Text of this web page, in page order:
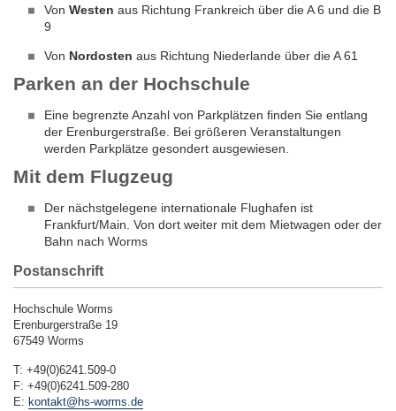
Von Westen aus Richtung Frankreich über die A 6 und die B
9
Von Nordosten aus Richtung Niederlande über die A 61
Parken an der Hochschule
Eine begrenzte Anzahl von Parkplätzen finden Sie entlang
der Erenburgerstraße. Bei größeren Veranstaltungen
werden Parkplätze gesondert ausgewiesen.
Mit dem Flugzeug
Der nächstgelegene internationale Flughafen ist
Frankfurt/Main. Von dort weiter mit dem Mietwagen oder der
Bahn nach Worms
Postanschrift
Hochschule Worms
Erenburgerstraße 19
67549 Worms
T: +49(0)6241.509-0
F: +49(0)6241.509-280
E: kontakt@hs-worms.de